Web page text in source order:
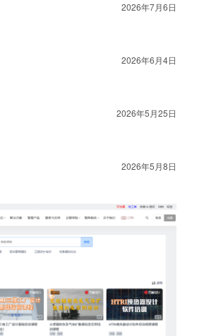
2026年7月6日
2026年6月4日
2026年5月25日
2026年5月8日